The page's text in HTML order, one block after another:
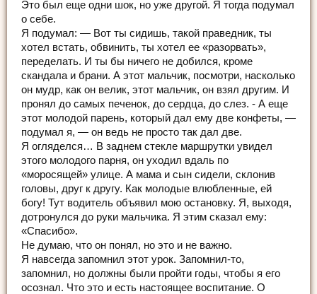
Это был еще одни шок, но уже другой. Я тогда подумал
о себе.
Я подумал: — Вот ты сидишь, такой праведник, ты
хотел встать, обвинить, ты хотел ее «разорвать»,
переделать. И ты бы ничего не добился, кроме
скандала и брани. А этот мальчик, посмотри, насколько
он мудр, как он велик, этот мальчик, он взял другим. И
пронял до самых печенок, до сердца, до слез. - А еще
этот молодой парень, который дал ему две конфеты, —
подумал я, — он ведь не просто так дал две.
Я огляделся… В заднем стекле маршрутки увидел
этого молодого парня, он уходил вдаль по
«моросящей» улице. А мама и сын сидели, склонив
головы, друг к другу. Как молодые влюбленные, ей
богу! Тут водитель объявил мою остановку. Я, выходя,
дотронулся до руки мальчика. Я этим сказал ему:
«Спасибо».
Не думаю, что он понял, но это и не важно.
Я навсегда запомнил этот урок. Запомнил-то,
запомнил, но должны были пройти годы, чтобы я его
осознал. Что это и есть настоящее воспитание. О